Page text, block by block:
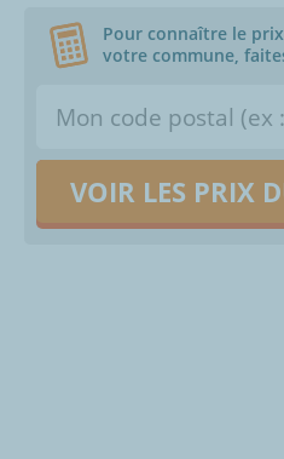
Pour connaître le
votre commune,
VOIR LES PRIX